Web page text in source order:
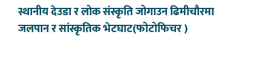
स्थानीय देउडा र लोक संस्कृति जोगाउन ढिमीचौरमा
जलपान र सांस्कृतिक भेटघाट(फोटोफिचर )